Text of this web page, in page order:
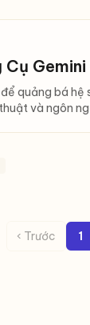
quảng bá
và ngôn
‹ Trước 1